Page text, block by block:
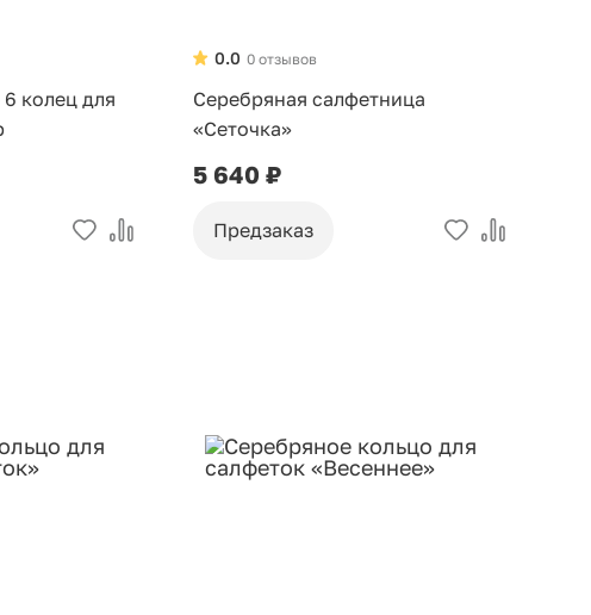
колец для
0 отзывов
0.0
Серебряная салфетница
«Сеточка»
5 640 ₽
Предзаказ